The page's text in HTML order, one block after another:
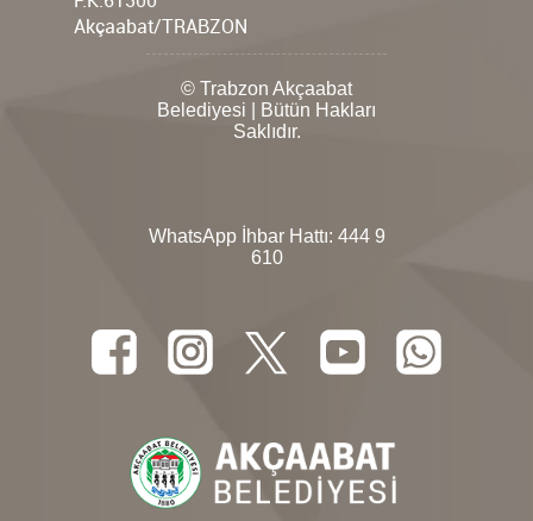
Akçaabat/TRABZON
© Trabzon Akçaabat
Belediyesi | Bütün Hakları
Saklıdır.
WhatsApp İhbar Hattı: 444 9
610